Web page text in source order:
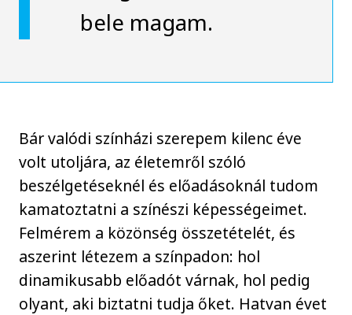
bele magam.
Bár valódi színházi szerepem kilenc éve
volt utoljára, az életemről szóló
beszélgetéseknél és előadásoknál tudom
kamatoztatni a színészi képességeimet.
Felmérem a közönség összetételét, és
aszerint létezem a színpadon: hol
dinamikusabb előadót várnak, hol pedig
olyant, aki biztatni tudja őket. Hatvan évet